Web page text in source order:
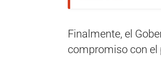
Finalmente, el
compromiso con el